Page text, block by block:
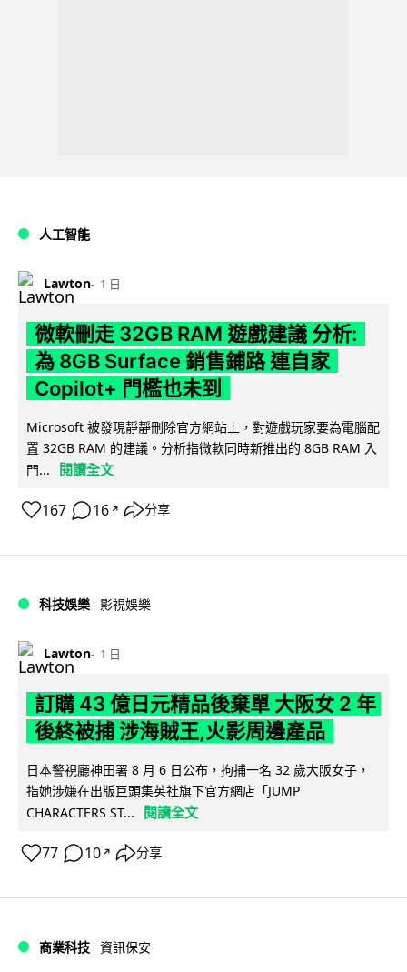
人工智能
Lawton 1 日
微軟刪走 32GB RAM 遊戲建議 分析:
為 8GB Surface 銷售鋪路 連自家
Copilot+ 門檻也未到
Microsoft 被發現靜靜刪除官方網站上，對遊戲玩家要為電腦配
置 32GB RAM 的建議。分析指微軟同時新推出的 8GB RAM 入
門...
閱讀全文
167 16 ↗ 分享
科技娛樂 影視娛樂
Lawton 1 日
訂購 43 億日元精品後棄單 大阪女 2 年
後終被捕 涉海賊王,火影周邊產品
日本警視廳神田署 8 月 6 日公布，拘捕一名 32 歲大阪女子，
指她涉嫌在出版巨頭集英社旗下官方網店「JUMP
CHARACTERS ST...
閱讀全文
77 10 ↗ 分享
商業科技 資訊保安